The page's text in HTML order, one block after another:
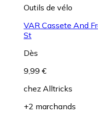
Outils de vélo
VAR Cassete And
St
Dès
9,99 €
chez Alltricks
+2 marchands